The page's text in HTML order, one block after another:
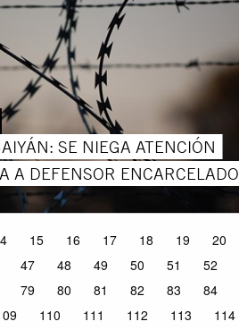
SE NIEGA ATENCIÓN
A DEFENSOR ENCARCELADO
15 16 17 18 19 20
47 48 49 50 51 52
79 80 81 82 83 84
110 111 112 113 114